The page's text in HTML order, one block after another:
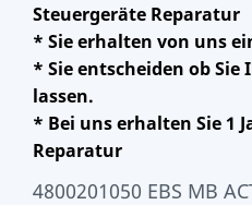
Steuergeräte Reparatur
* Sie erhalten von uns
* Sie entscheiden ob Sie
lassen.
* Bei uns erhalten Sie 1
Reparatur
4800201050 EBS MB